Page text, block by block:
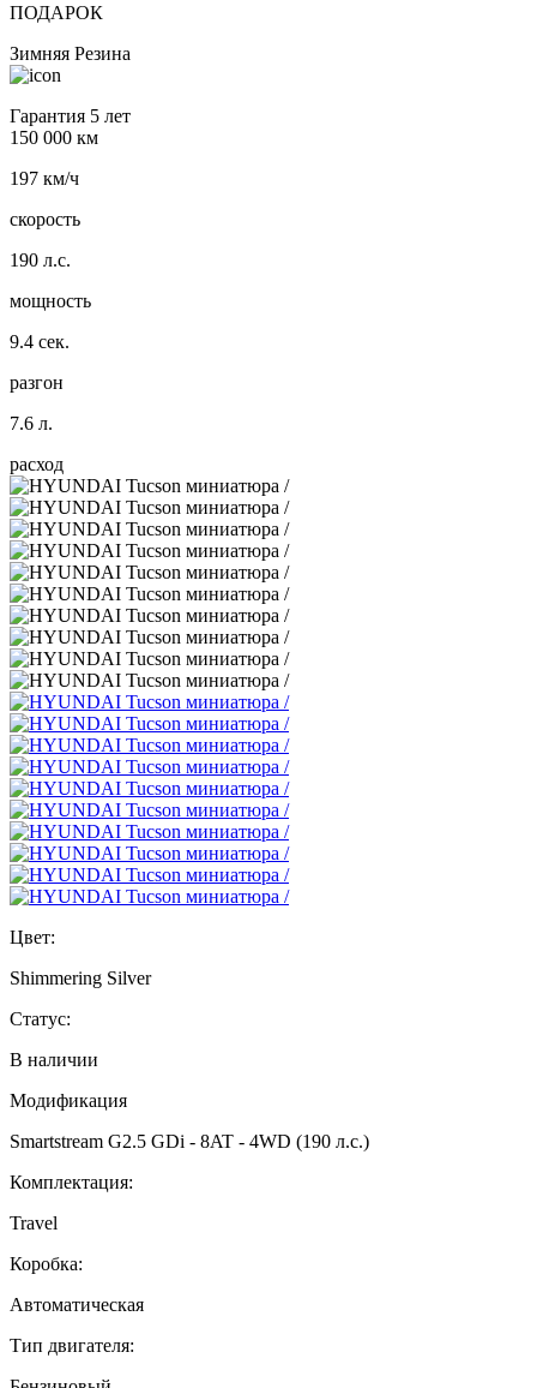
ПОДАРОК
Зимняя Резина
Гарантия 5 лет
150 000 км
197 км/ч
скорость
190 л.с.
мощность
9.4 сек.
разгон
7.6 л.
расход
Цвет:
Shimmering Silver
Статус:
В наличии
Модификация
Smartstream G2.5 GDi - 8AT - 4WD (190 л.с.)
Комплектация:
Travel
Коробка:
Автоматическая
Тип двигателя: